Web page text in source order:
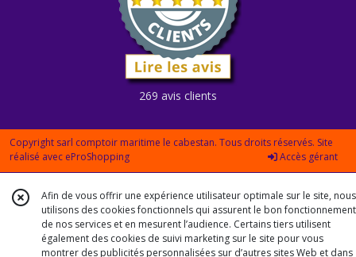
269 avis clients
Copyright sarl comptoir maritime le cabestan. Tous droits réservés. Site
réalisé avec eProShopping Accès gérant
Afin de vous offrir une expérience utilisateur optimale sur le site, nous
utilisons des cookies fonctionnels qui assurent le bon fonctionnement
de nos services et en mesurent l’audience. Certains tiers utilisent
également des cookies de suivi marketing sur le site pour vous
montrer des publicités personnalisées sur d’autres sites Web et dans